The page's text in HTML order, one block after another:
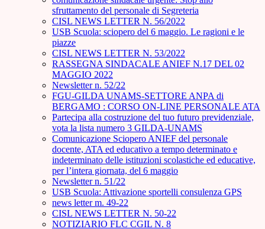
sfruttamento del personale di Segreteria
CISL NEWS LETTER N. 56/2022
USB Scuola: sciopero del 6 maggio. Le ragioni e le
piazze
CISL NEWS LETTER N. 53/2022
RASSEGNA SINDACALE ANIEF N.17 DEL 02
MAGGIO 2022
Newsletter n. 52/22
FGU-GILDA UNAMS-SETTORE ANPA di
BERGAMO : CORSO ON-LINE PERSONALE ATA
Partecipa alla costruzione del tuo futuro previdenziale,
vota la lista numero 3 GILDA-UNAMS
Comunicazione Sciopero ANIEF del personale
docente, ATA ed educativo a tempo determinato e
indeterminato delle istituzioni scolastiche ed educative,
per l’intera giornata, del 6 maggio
Newsletter n. 51/22
USB Scuola: Attivazione sportelli consulenza GPS
news letter m. 49-22
CISL NEWS LETTER N. 50-22
NOTIZIARIO FLC CGIL N. 8